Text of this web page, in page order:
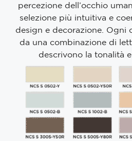
percezione dell’occhio
selezione più intuitiva e
design e decorazione. Ogni
da una combinazione di
descrivono la tonalità